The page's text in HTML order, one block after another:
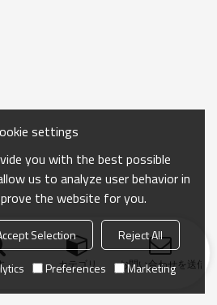
カテゴリ お問い合わせを送信
settings
you with the best possible
us to analyze user behavior in
the website for you.
Selection
Reject All
Preferences Marketing